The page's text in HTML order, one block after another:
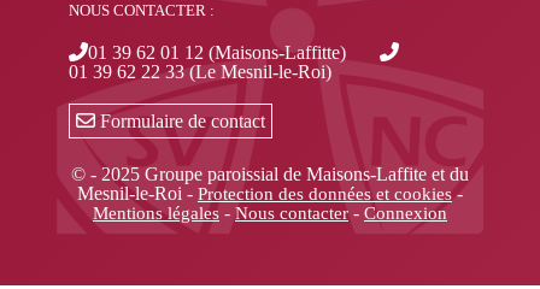
NOUS CONTACTER :
01 39 62 01 12 (Maisons-Laffitte)
01 39 62 22 33 (Le Mesnil-le-Roi)
Formulaire de contact
© - 2025 Groupe paroissial de Maisons-Laffite et du
Mesnil-le-Roi - Protection des données et cookies -
Mentions légales - Nous contacter - Connexion